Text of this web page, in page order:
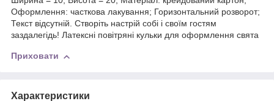
Оформлення: часткова лакування; Горизонтальний розворот;
Текст відсутній. Створіть настрій собі і своїм гостям
заздалегідь! Латексні повітряні кульки для оформлення свята
Приховати
Характеристики